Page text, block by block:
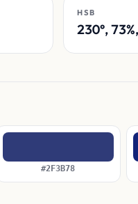
HSB
230°,
#2F3B78